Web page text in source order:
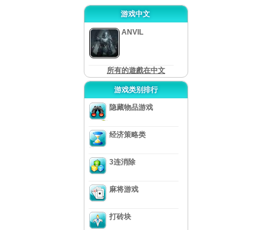
游戏中文
ANVIL
所有的遊戲在中文
游戏类别排行
隐藏物品游戏
经济策略类
3连消除
麻将游戏
打砖块